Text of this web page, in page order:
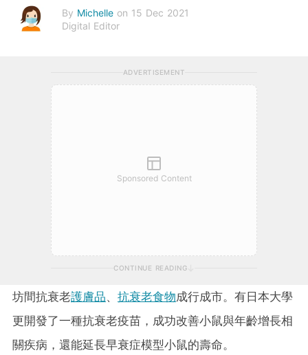
By Michelle on 15 Dec 2021
Digital Editor
ADVERTISEMENT
Sponsored Content
CONTINUE READING
坊間抗衰老護膚品、 抗衰老食物成行成市。有日本大學
更開發了一種抗衰老疫苗，成功改善小鼠與年齡增長相
關疾病，還能延長早衰症模型小鼠的壽命。